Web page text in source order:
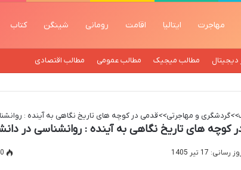
مهاجرت ایتالیا اقامت رومانی شینگن کتاب
دیجیتال مطالب میجیک مطالب عمومی مطالب اقتصادی
>>گردشگری و مهاجرتی>>قدمی در کوچه های تاریخ نگاهی به آینده :
کوچه های تاریخ نگاهی به آینده : روانشناسی در
17 تیر 1405